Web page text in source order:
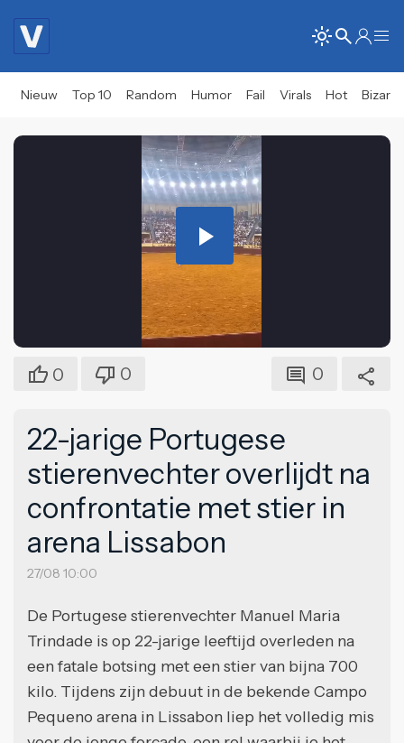
Nieuw Top 10 Random Humor Fail Virals Hot Bizar
Play
Video
0 0 0
22-jarige Portugese
stierenvechter overlijdt na
confrontatie met stier in
arena Lissabon
27/08 10:00
De Portugese stierenvechter Manuel Maria
Trindade is op 22-jarige leeftijd overleden na
een fatale botsing met een stier van bijna 700
kilo. Tijdens zijn debuut in de bekende Campo
Pequeno arena in Lissabon liep het volledig mis